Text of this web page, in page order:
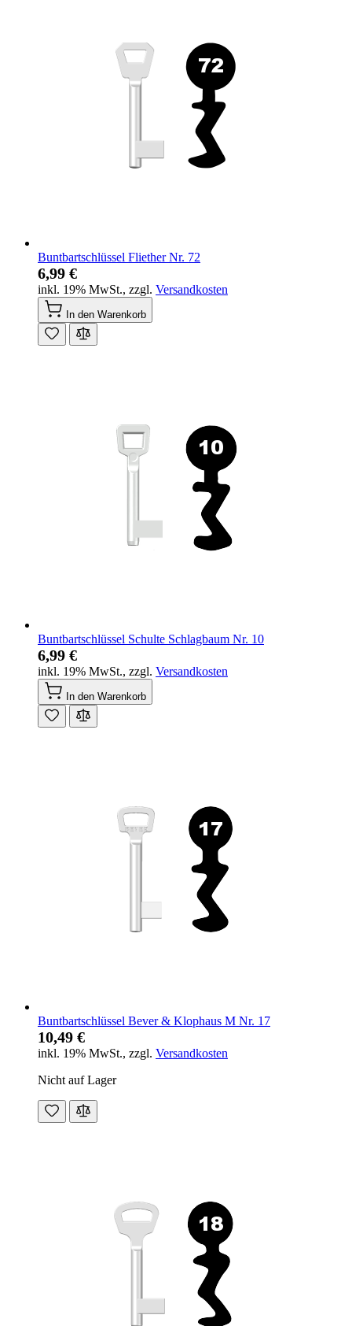
Buntbartschlüssel Fliether Nr. 72
6,99 €
inkl. 19% MwSt., zzgl. Versandkosten
In den Warenkorb
Buntbartschlüssel Schulte Schlagbaum Nr. 10
6,99 €
inkl. 19% MwSt., zzgl. Versandkosten
In den Warenkorb
Buntbartschlüssel Bever & Klophaus M Nr. 17
10,49 €
inkl. 19% MwSt., zzgl. Versandkosten
Nicht auf Lager